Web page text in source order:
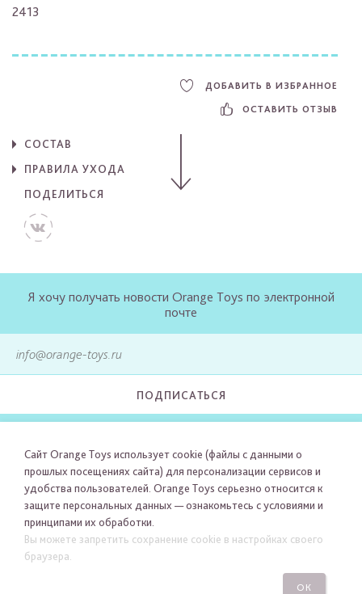
2413
ДОБАВИТЬ В ИЗБРАННОЕ
ОСТАВИТЬ ОТЗЫВ
СОСТАВ
ПРАВИЛА УХОДА
ПОДЕЛИТЬСЯ
Я хочу получать новости Orange Toys по электронной
почте
ПОДПИСАТЬСЯ
Сайт Orange Toys использует cookie (файлы с данными о
прошлых посещениях сайта) для персонализации сервисов и
удобства пользователей. Orange Toys серьезно относится к
защите персональных данных — ознакомьтесь с условиями и
принципами их обработки.
Вы можете запретить сохранение cookie в настройках своего
браузера.
ОК